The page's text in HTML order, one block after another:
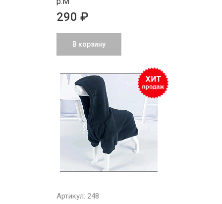
290 ₽
В корзину
Артикул: 248